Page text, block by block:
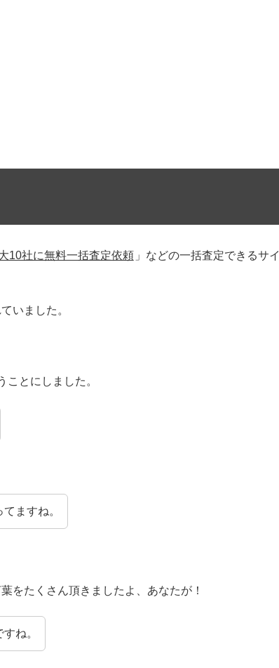
10社に無料一括査定依頼 」などの一括査定できるサイ
いました。
とにしました。
ますね。
をたくさん頂きましたよ、あなたが！
ね。